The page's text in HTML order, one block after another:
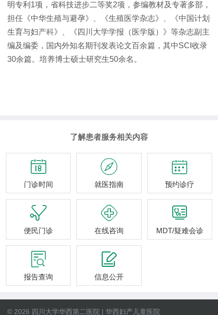
明专利1项，省科技进步二等奖2项，参编教材及专著多部，
担任《中华生殖与避孕》、《生殖医学杂志》、《中国计划
生育与妇产科》、《四川大学学报（医学版）》等杂志副主
编及编委，国内外知名期刊发表论文百余篇，其中SCI收录
30余篇。培养博士硕士研究生50余名。
了解患者服务相关内容

门诊时间

就医指南

预约诊疗

便民门诊

在线咨询

MDT/疑难会诊

报告查询

信息公开
© 2026 四川大学华西第二医院 | 华西妇产儿童医院